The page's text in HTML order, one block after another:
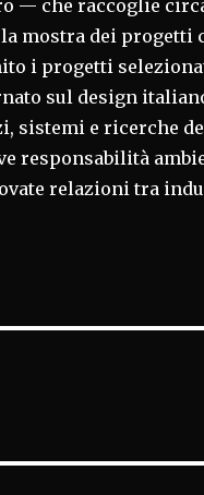
— che raccoglie
mostra dei progetti
i progetti
sul design
sistemi e ricerche
responsabilità
relazioni tra